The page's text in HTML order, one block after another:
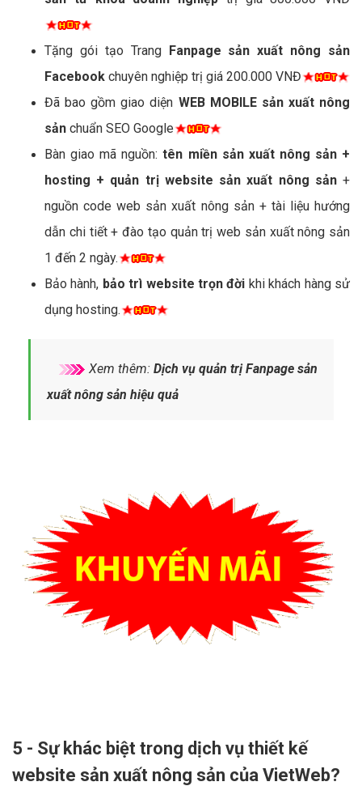
Tặng gói tạo Trang Fanpage sản xuất nông sản
Facebook chuyên nghiệp trị giá 200.000 VNĐ
Đã bao gồm giao diện WEB MOBILE sản xuất nông
sản chuẩn SEO Google
Bàn giao mã nguồn:tên miền sản xuất nông sản +
hosting + quản trị website sản xuất nông sản+
nguồn code web sản xuất nông sản + tài liệu hướng
dẫn chi tiết + đào tạo quản trị web sản xuất nông sản
1 đến 2 ngày.
Bảo hành, bảo trì website trọn đời khi khách hàng sử
dụng hosting.
Xem thêm: Dịch vụ quản trị Fanpage sản
xuất nông sản hiệu quả
5 - Sự khác biệt trong dịch vụ thiết kế
website sản xuất nông sản của VietWeb?